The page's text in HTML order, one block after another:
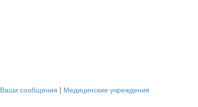
Ваши сообщения | Медицинские учреждения